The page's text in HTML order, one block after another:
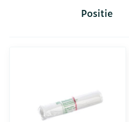
Sorteer op: